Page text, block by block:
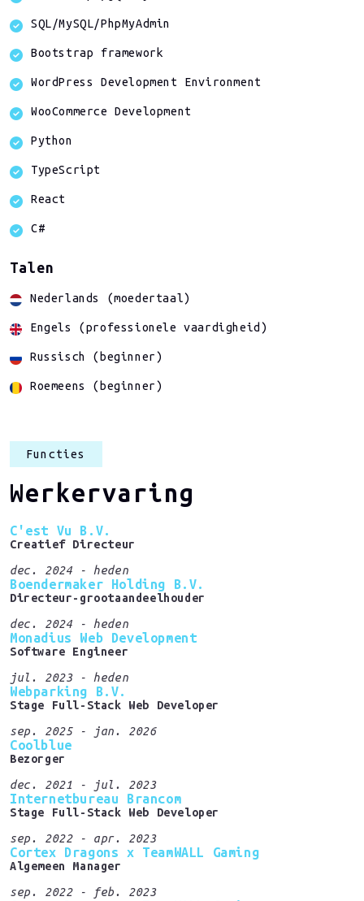
SQL/MySQL/PhpMyAdmin
Bootstrap framework
WordPress Development Environment
WooCommerce Development
Python
TypeScript
React
C#
Talen
Nederlands (moedertaal)
Engels (professionele vaardigheid)
Russisch (beginner)
Roemeens (beginner)
Functies
Werkervaring
C'est Vu B.V.
Creatief Directeur
dec. 2024 - heden
Boendermaker Holding B.V.
Directeur-grootaandeelhouder
dec. 2024 - heden
Monadius Web Development
Software Engineer
jul. 2023 - heden
Webparking B.V.
Stage Full-Stack Web Developer
sep. 2025 - jan. 2026
Coolblue
Bezorger
dec. 2021 - jul. 2023
Internetbureau Brancom
Stage Full-Stack Web Developer
sep. 2022 - apr. 2023
Cortex Dragons x TeamWALL Gaming
Algemeen Manager
sep. 2022 - feb. 2023